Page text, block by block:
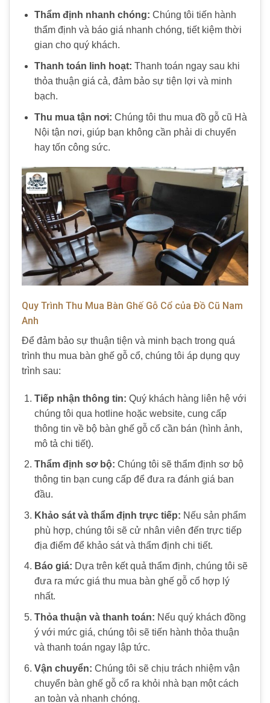
Thẩm định nhanh chóng: Chúng tôi tiến hành
thẩm định và báo giá nhanh chóng, tiết kiệm thời
gian cho quý khách.
Thanh toán linh hoạt: Thanh toán ngay sau khi
thỏa thuận giá cả, đảm bảo sự tiện lợi và minh
bạch.
Thu mua tận nơi: Chúng tôi thu mua đồ gỗ cũ Hà
Nội tận nơi, giúp bạn không cần phải di chuyển
hay tốn công sức.
Quy Trình Thu Mua Bàn Ghế Gỗ Cổ của Đồ Cũ Nam
Anh
Để đảm bảo sự thuận tiện và minh bạch trong quá
trình thu mua bàn ghế gỗ cổ, chúng tôi áp dụng quy
trình sau:
Tiếp nhận thông tin: Quý khách hàng liên hệ với
chúng tôi qua hotline hoặc website, cung cấp
thông tin về bộ bàn ghế gỗ cổcần bán (hình ảnh,
mô tả chi tiết).
Thẩm định sơ bộ: Chúng tôi sẽ thẩm định sơ bộ
thông tin bạn cung cấp để đưa ra đánh giá ban
đầu.
Khảo sát và thẩm định trực tiếp: Nếu sản phẩm
phù hợp, chúng tôi sẽ cử nhân viên đến trực tiếp
địa điểm để khảo sát và thẩm định chi tiết.
Báo giá: Dựa trên kết quả thẩm định, chúng tôi sẽ
đưa ra mức giá thu mua bàn ghế gỗ cổhợp lý
nhất.
Thỏa thuận và thanh toán: Nếu quý khách đồng
ý với mức giá, chúng tôi sẽ tiến hành thỏa thuận
và thanh toán ngay lập tức.
Vận chuyển: Chúng tôi sẽ chịu trách nhiệm vận
chuyển bàn ghế gỗ cổra khỏi nhà bạn một cách
an toàn và nhanh chóng.